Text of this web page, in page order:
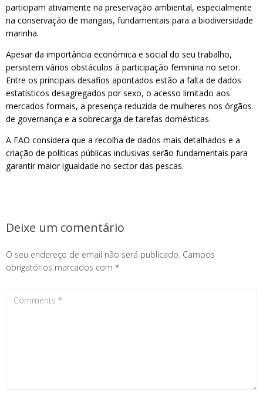
participam ativamente na preservação ambiental, especialmente
na conservação de mangais, fundamentais para a biodiversidade
marinha.
Apesar da importância económica e social do seu trabalho,
persistem vários obstáculos à participação feminina no setor.
Entre os principais desafios apontados estão a falta de dados
estatísticos desagregados por sexo, o acesso limitado aos
mercados formais, a presença reduzida de mulheres nos órgãos
de governança e a sobrecarga de tarefas domésticas.
A FAO considera que a recolha de dados mais detalhados e a
criação de políticas públicas inclusivas serão fundamentais para
garantir maior igualdade no sector das pescas.
Deixe um comentário
O seu endereço de email não será publicado. Campos
obrigatórios marcados com *